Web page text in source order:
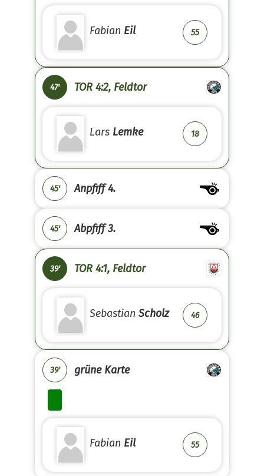
Fabian Eil 55
47' TOR 4:2, Feldtor
Lars Lemke 18
45' Anpfiff 4.
45' Abpfiff 3.
39' TOR 4:1, Feldtor
Sebastian Scholz 46
39' grüne Karte
Fabian Eil 55